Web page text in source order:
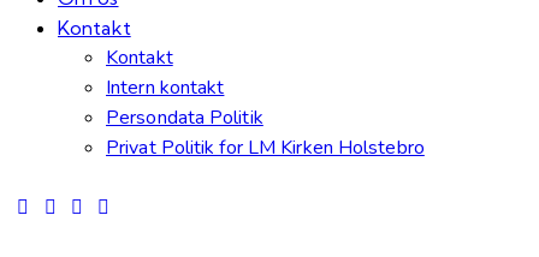
Kontakt
Kontakt
Intern kontakt
Persondata Politik
Privat Politik for LM Kirken Holstebro